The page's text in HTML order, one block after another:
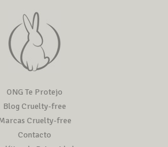
ONG Te Protejo
Blog Cruelty-free
Cruelty-free
Contacto